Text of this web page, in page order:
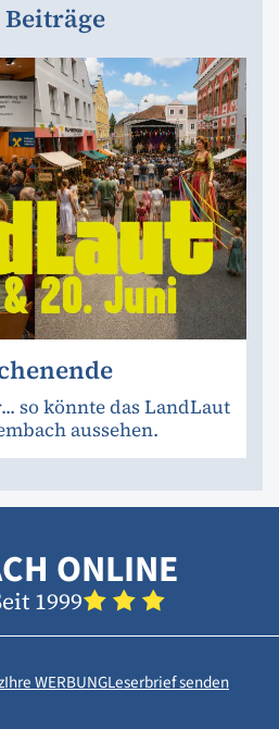
so könnte das LandLaut
aussehen.
ONLINE
1999
Ihre WERBUNGLeserbrief senden